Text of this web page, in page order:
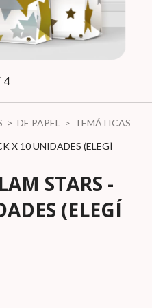
4
> DE PAPEL > TEMÁTICAS
X 10 UNIDADES (ELEGÍ
STARS -
(ELEGÍ